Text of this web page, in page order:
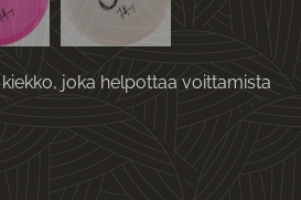
joka helpottaa voittamista